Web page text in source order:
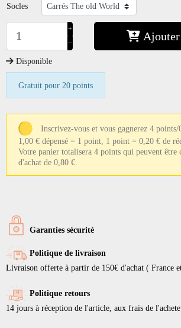
Socles
+
−
Disponible
Gratuit pour 20 points
Inscrivez-vous et vous gagnerez 4 points/
1,00 € dépensé = 1 point, 1 point = 0,20 € de
Votre panier totalisera 4 points qui peuvent être
d'achat de 0,80 €.
Garanties sécurité
Politique de livraison
Livraison offerte à partir de 150€ d'achat ( France
Politique retours
14 jours à réception de l'article, aux frais de